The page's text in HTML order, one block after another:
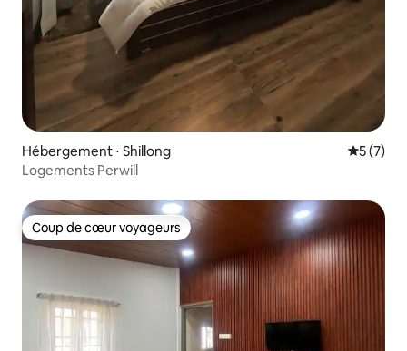
Hébergement ⋅ Shillong
5 (7)
Logements Perwill
Coup de cœur voyageurs
Coup de cœur voyageurs